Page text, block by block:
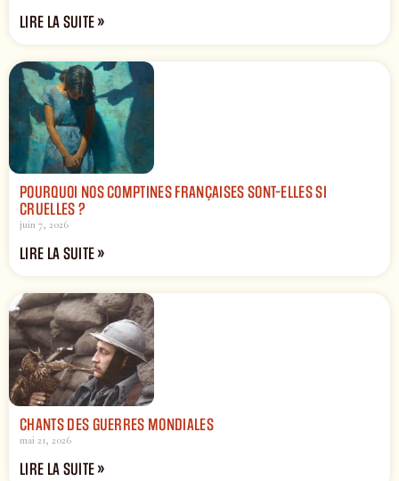
LIRE LA SUITE »
POURQUOI NOS COMPTINES FRANÇAISES SONT-ELLES SI
CRUELLES ?
juin 7, 2026
LIRE LA SUITE »
CHANTS DES GUERRES MONDIALES
mai 21, 2026
LIRE LA SUITE »